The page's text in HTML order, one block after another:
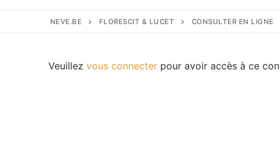
NEVE.BE FLORESCIT & LUCET CONSULTER EN LIGNE
Veuillez vous connecter pour avoir accès à ce